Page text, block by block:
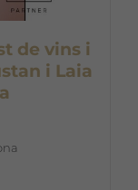
de vins i
i Laia